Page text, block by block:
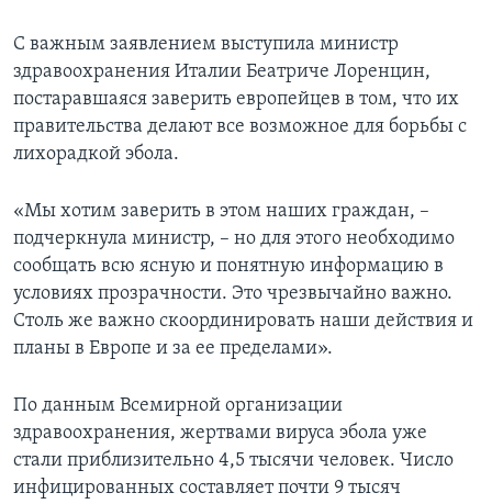
С важным заявлением выступила министр
здравоохранения Италии Беатриче Лоренцин,
постаравшаяся заверить европейцев в том, что их
правительства делают все возможное для борьбы с
лихорадкой эбола.
«Мы хотим заверить в этом наших граждан, –
подчеркнула министр, – но для этого необходимо
сообщать всю ясную и понятную информацию в
условиях прозрачности. Это чрезвычайно важно.
Столь же важно скоординировать наши действия и
планы в Европе и за ее пределами».
По данным Всемирной организации
здравоохранения, жертвами вируса эбола уже
стали приблизительно 4,5 тысячи человек. Число
инфицированных составляет почти 9 тысяч